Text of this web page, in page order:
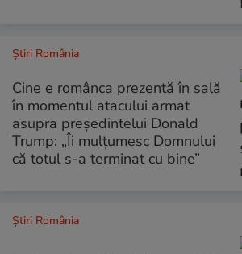
Știri România
Cine e românca prezentă în sală
în momentul atacului armat
asupra președintelui Donald
Trump: „Îi mulțumesc Domnului
că totul s-a terminat cu bine”
Știri România